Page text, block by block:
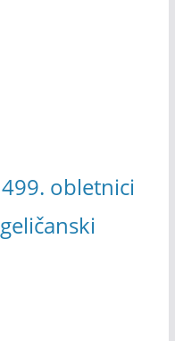
obletnici